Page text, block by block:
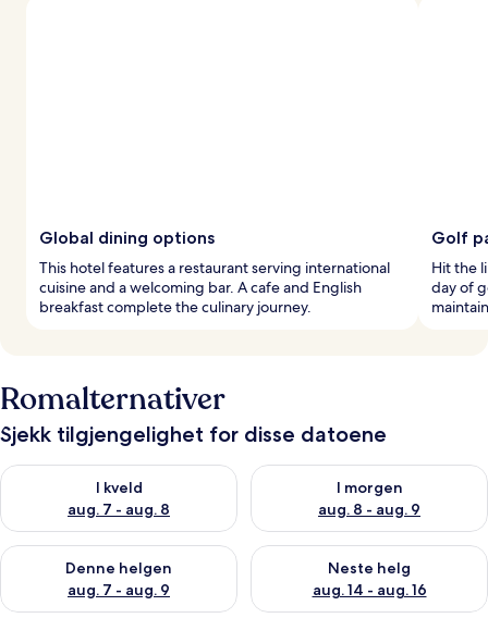
Global dining options
This hotel features a restaurant serving international
cuisine and a welcoming bar. A cafe and English
breakfast complete the culinary journey.
Golf
Hit the
day of
Romalternativer
Sjekk tilgjengelighet for disse datoene
I kveld
aug. 7 - aug. 8
Sjekk tilgjengelighet for i kveld, aug. 7 - aug. 8
I morgen
aug. 8 - aug. 9
Sjekk tilgjengelighet for i
Denne helgen
aug. 7 - aug. 9
Sjekk tilgjengelighet for denne helgen, aug. 7 - aug. 9
Neste helg
aug. 14 - aug. 16
Sjekk tilgjengelighet for neste